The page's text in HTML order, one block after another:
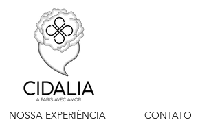
NOSSA EXPERIÊNCIA CONTATO